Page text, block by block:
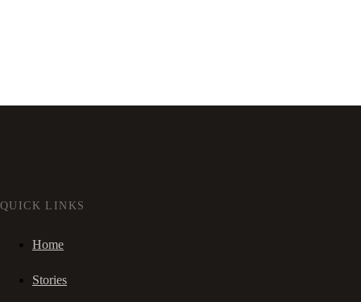
QUICK LINKS
Home
Stories